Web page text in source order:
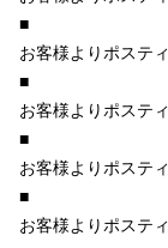
■
お客様よりポステ
■
お客様よりポステ
■
お客様よりポステ
■
お客様よりポステ